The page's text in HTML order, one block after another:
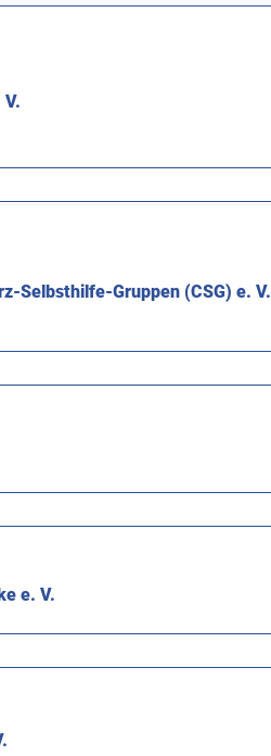
Selbsthilfe-Gruppen (CSG) e. V.
e. V.